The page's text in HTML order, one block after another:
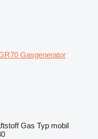
Gasgenerator
Gas Typ mobil